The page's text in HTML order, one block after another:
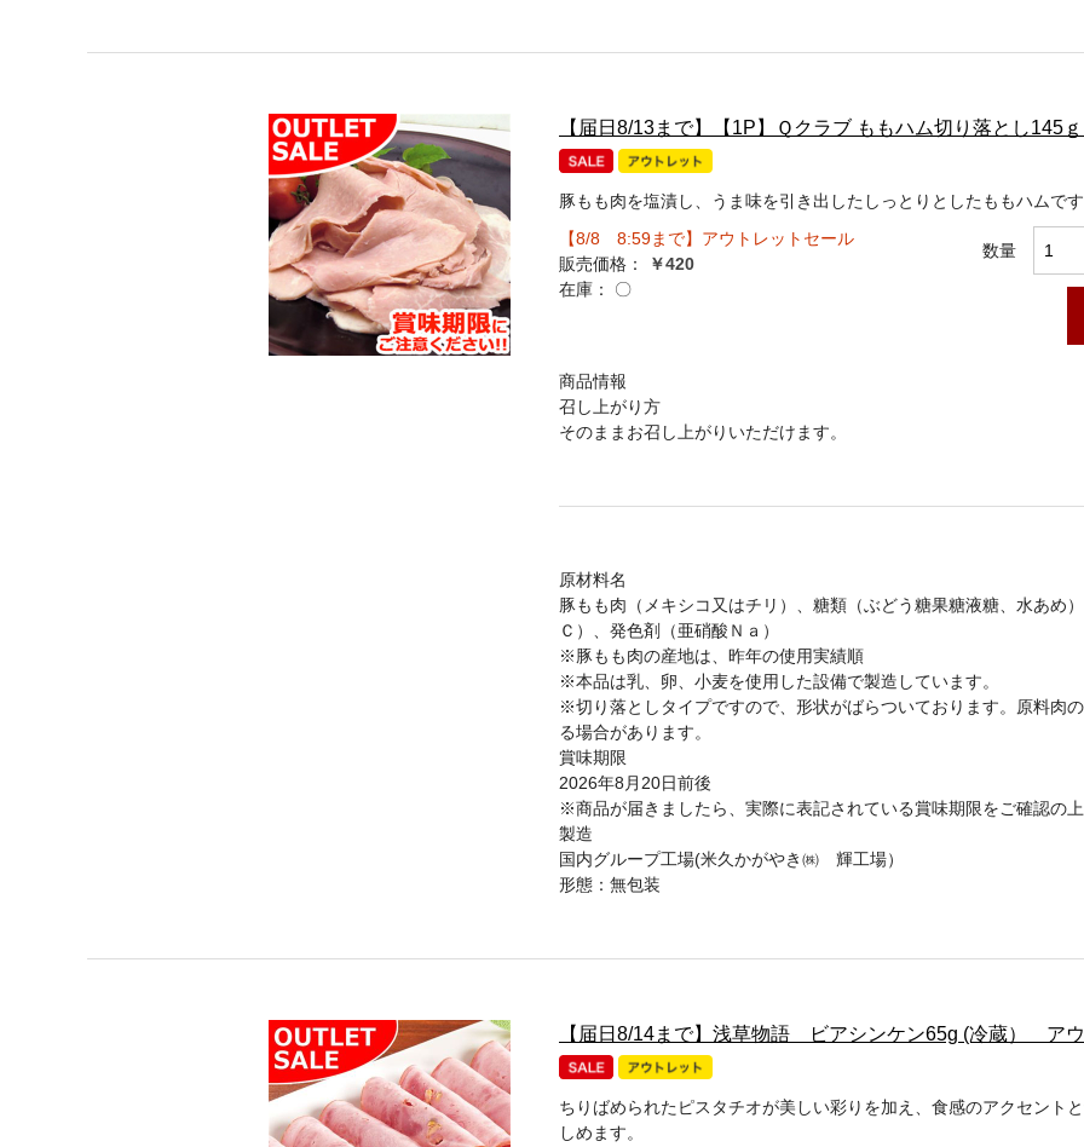
【届日8/13まで】【1P】Ｑクラブ ももハム切り落とし
豚もも肉を塩漬し、うま味を引き出したしっとりとしたももハムです
【8/8 8:59まで】アウトレットセール
販売価格：
￥420
在庫：
〇
数量
商品情報
召し上がり方
そのままお召し上がりいただけます。
原材料名
豚もも肉（メキシコ又はチリ）、糖類（ぶどう糖果糖液糖、水あめ
Ｃ）、発色剤（亜硝酸Ｎａ）
※豚もも肉の産地は、昨年の使用実績順
※本品は乳、卵、小麦を使用した設備で製造しています。
※切り落としタイプですので、形状がばらついております。原料肉
る場合があります。
賞味期限
2026年8月20日前後
※商品が届きましたら、実際に表記されている賞味期限をご確認の上
製造
国内グループ工場(米久かがやき㈱ 輝工場）
形態：無包装
【届日8/14まで】浅草物語 ビアシンケン65g (冷蔵） ア
ちりばめられたピスタチオが美しい彩りを加え、食感のアクセント
しめます。